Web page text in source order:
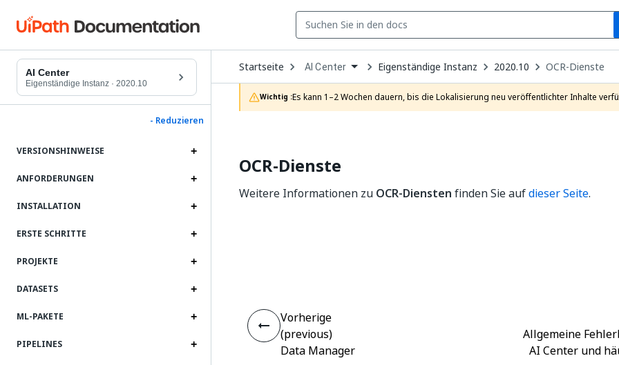
AI Center
Eigenständige Instanz · 2020.10
- Reduzieren
VERSIONSHINWEISE
ANFORDERUNGEN
INSTALLATION
ERSTE SCHRITTE
PROJEKTE
DATASETS
ML-PAKETE
PIPELINES
Startseite Open
Dropdown
to
choose
product
AI Center Eigenständige Instanz 2020.10 OCR-Dienste
Wichtig :Es kann 1–2 Wochen dauern, bis die Lokalisierung neu veröffentlichter Inhalte
OCR-Dienste
Weitere Informationen zu OCR-Diensten finden Sie aufdieser Seite.
Vorherige
(previous)
Data Manager
Allgemeine
AI Center und